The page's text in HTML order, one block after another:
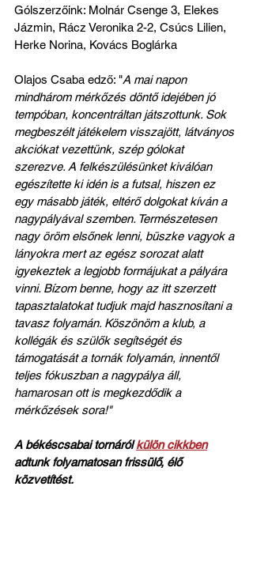
Gólszerzőink: Molnár Csenge 3, Elekes
Jázmin, Rácz Veronika 2-2, Csúcs Lilien,
Herke Norina, Kovács Boglárka
Olajos Csaba edző: "A mai napon
mindhárom mérkőzés döntő idejében jó
tempóban, koncentráltan játszottunk. Sok
megbeszélt játékelem visszajött, látványos
akciókat vezettünk, szép gólokat
szerezve. A felkészülésünket kiválóan
egészítette ki idén is a futsal, hiszen ez
egy másabb játék, eltérő dolgokat kíván a
nagypályával szemben. Természetesen
nagy öröm elsőnek lenni, büszke vagyok a
lányokra mert az egész sorozat alatt
igyekeztek a legjobb formájukat a pályára
vinni. Bízom benne, hogy az itt szerzett
tapasztalatokat tudjuk majd hasznosítani a
tavasz folyamán. Köszönöm a klub, a
kollégák és szülők segítségét és
támogatását a tornák folyamán, innentől
teljes fókuszban a nagypálya áll,
hamarosan ott is megkezdődik a
mérkőzések sora!"
A békéscsabai tornáról külön cikkben
adtunk folyamatosan frissülő, élő
közvetítést.